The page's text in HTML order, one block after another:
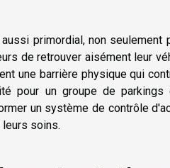
primordial, non
de retrouver aisément leur
une barrière physique qui
pour un groupe de parkings
un système de contrôle
leurs soins.